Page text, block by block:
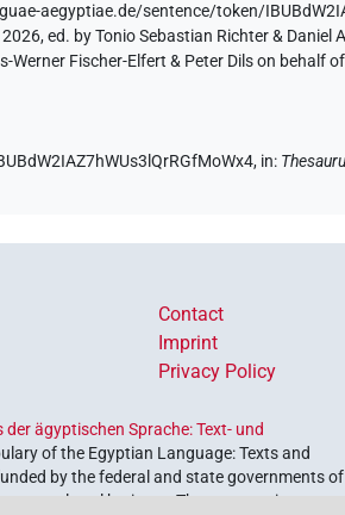
aegyptiae.de/sentence/token/
ed. by Tonio Sebastian Richter & Daniel
Fischer-Elfert & Peter Dils on behalf
in:
Contact
Imprint
Privacy Policy
ägyptischen Sprache: Text- und
of the Egyptian Language: Texts and
by the federal and state governments of
our cultural heritage. The program is